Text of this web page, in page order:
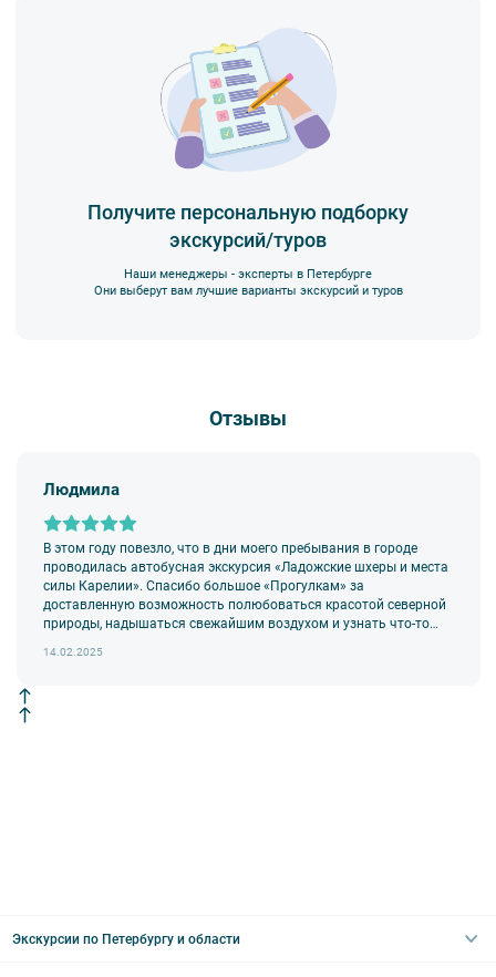
Получите персональную подборку
экскурсий/туров
Наши менеджеры - эксперты в Петербурге
Они выберут вам лучшие варианты экскурсий и туров
Отзывы
Людмила
В этом году повезло, что в дни моего пребывания в городе
проводилась автобусная экскурсия «Ладожские шхеры и места
силы Карелии». Спасибо большое «Прогулкам» за
доставленную возможность полюбоваться красотой северной
природы, надышаться свежайшим воздухом и узнать что-то
14.02.2025
Экскурсии по Петербургу и области